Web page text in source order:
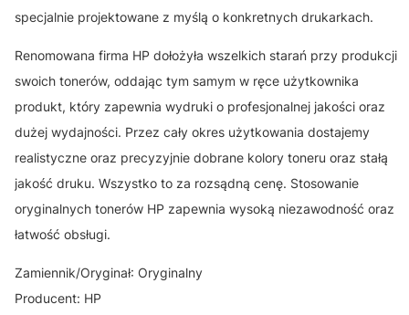
specjalnie projektowane z myślą o konkretnych drukarkach.
Renomowana firma HP dołożyła wszelkich starań przy produkcji
swoich tonerów, oddając tym samym w ręce użytkownika
produkt, który zapewnia wydruki o profesjonalnej jakości oraz
dużej wydajności. Przez cały okres użytkowania dostajemy
realistyczne oraz precyzyjnie dobrane kolory toneru oraz stałą
jakość druku. Wszystko to za rozsądną cenę. Stosowanie
oryginalnych tonerów HP zapewnia wysoką niezawodność oraz
łatwość obsługi.
Zamiennik/Oryginał: Oryginalny
Producent: HP